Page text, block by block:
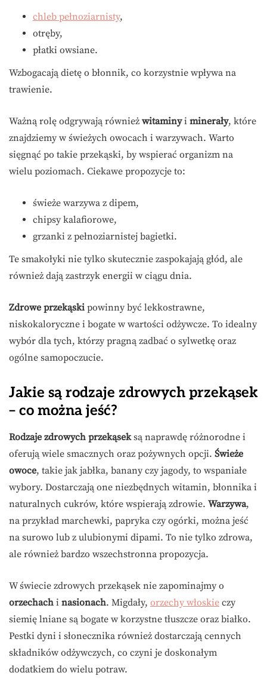
chleb pełnoziarnisty,
otręby,
płatki owsiane.
Wzbogacają dietę o błonnik, co korzystnie wpływa na
trawienie.
Ważną rolę odgrywają również witaminyi minerały, które
znajdziemy w świeżych owocach i warzywach. Warto
sięgnąć po takie przekąski, by wspierać organizm na
wielu poziomach. Ciekawe propozycje to:
świeże warzywa z dipem,
chipsy kalafiorowe,
grzanki z pełnoziarnistej bagietki.
Te smakołyki nie tylko skutecznie zaspokajają głód, ale
również dają zastrzyk energii w ciągu dnia.
Zdrowe przekąski powinny być lekkostrawne,
niskokaloryczne i bogate w wartości odżywcze. To idealny
wybór dla tych, którzy pragną zadbać o sylwetkę oraz
ogólne samopoczucie.
Jakie są rodzaje zdrowych przekąsek
– co można jeść?
Rodzaje zdrowych przekąseksą naprawdę różnorodne i
oferują wiele smacznych oraz pożywnych opcji. Świeże
owoce, takie jak jabłka, banany czy jagody, to wspaniałe
wybory. Dostarczają one niezbędnych witamin, błonnika i
naturalnych cukrów, które wspierają zdrowie. Warzywa,
na przykład marchewki, papryka czy ogórki, można jeść
na surowo lub z ulubionymi dipami. To nie tylko zdrowa,
ale również bardzo wszechstronna propozycja.
W świecie zdrowych przekąsek nie zapominajmy o
orzechach i nasionach. Migdały, orzechy włoskie czy
siemię lniane są bogate w korzystne tłuszcze oraz białko.
Pestki dyni i słonecznika również dostarczają cennych
składników odżywczych, co czyni je doskonałym
dodatkiem do wielu potraw.